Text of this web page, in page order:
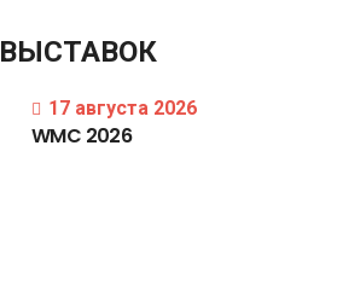
ВЫСТАВОК
17 августа 2026
WMC 2026